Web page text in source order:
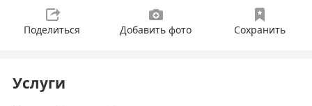
Поделиться Добавить фото Сохранить
Услуги